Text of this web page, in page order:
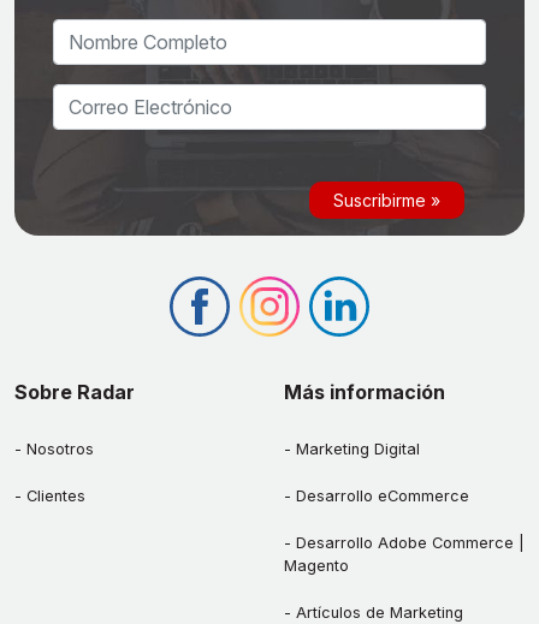
Sobre Radar
Nosotros
Clientes
Más información
Marketing Digital
Desarrollo eCommerce
Desarrollo Adobe Commerce |
Magento
Artículos de Marketing